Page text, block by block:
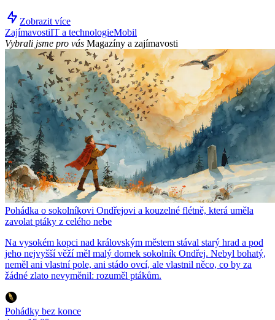
Zobrazit více
ZajímavostiIT a technologieMobil
Vybrali jsme pro vás Magazíny a zajímavosti
Pohádka o sokolníkovi Ondřejovi a kouzelné flétně, která uměla
zavolat ptáky z celého nebe
Na vysokém kopci nad královským městem stával starý hrad a pod
jeho nejvyšší věží měl malý domek sokolník Ondřej. Nebyl bohatý,
neměl ani vlastní pole, ani stádo ovcí, ale vlastnil něco, co by za
žádné zlato nevyměnil: rozuměl ptákům.
Pohádky bez konce